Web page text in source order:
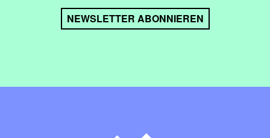
NEWSLETTER ABONNIEREN